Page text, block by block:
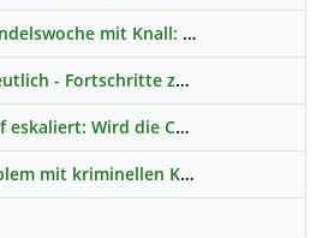
Gold beendet Handelswoche mit Knall: Barrick Mining – Ist diese Aktie wieder ein Kauf?
Ölpreise fallen deutlich - Fortschritte zwischen USA und Iran belasten
Übernahmekampf eskaliert: Wird die Commerzbank italienisch?
Wachsendes Problem mit kriminellen Kunden im Online-Handel